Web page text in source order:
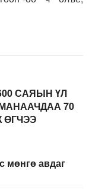
САЯЫН ҮЛ
70
мөнгө авдаг